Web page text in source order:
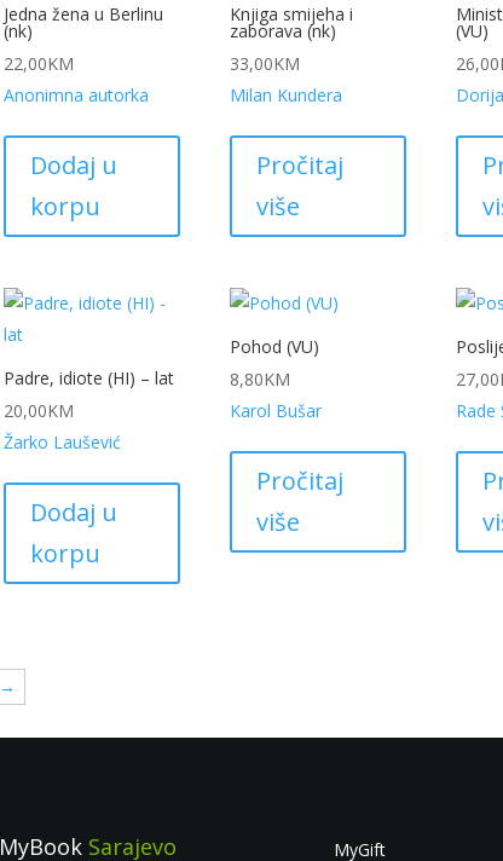
Jedna žena u Berlinu
(nk)
22,00KM
Anonimna autorka
Dodaj u
korpu
Knjiga smijeha i
zaborava (nk)
33,00KM
Milan Kundera
Pročitaj
više
(VU)
26,00
Padre, idiote (HI) – lat
20,00KM
Žarko Laušević
Dodaj u
korpu
Pohod (VU)
8,80KM
Karol Bušar
Pročitaj
više
27,00
Rade
→
MyBook Sarajevo MyGift